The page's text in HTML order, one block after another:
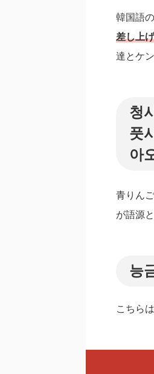
韓国語の
差し上
達とケ
청
풋
아
青りん
が語源
능
こちら